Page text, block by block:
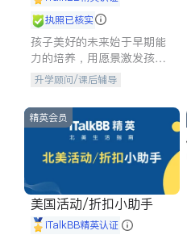
执照已核实
孩子美好的未来始于早期能
力的培养，用愿景激发孩子
的学习潜力和动力。理念：
拥有成长型心态是成功的基
石。
升学顾问/课后辅导
精英会员
美国活动/折扣小助手
iTalkBB精英认证